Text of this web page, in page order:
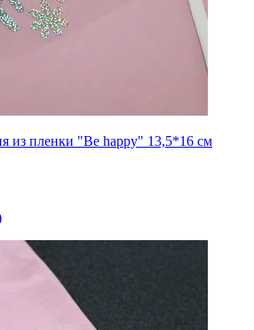
из пленки "Be happy" 13,5*16 см